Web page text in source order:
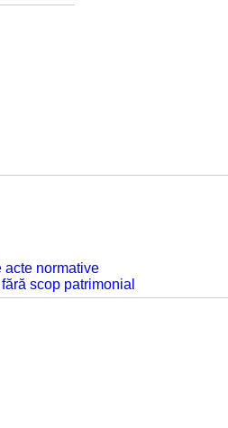
acte normative
scop patrimonial